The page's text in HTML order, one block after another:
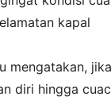
kapal
mengatakan,
diri hingga